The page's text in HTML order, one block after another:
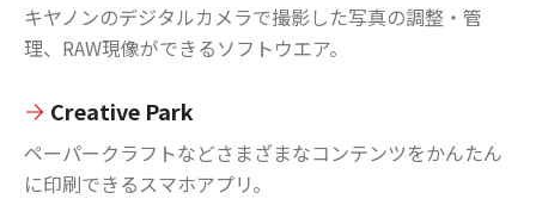
キヤノンのデジタルカメラで撮影した写真の調整・管
理、RAW現像ができるソフトウエア。
Creative Park
ペーパークラフトなどさまざまなコンテンツをかんたん
に印刷できるスマホアプリ。